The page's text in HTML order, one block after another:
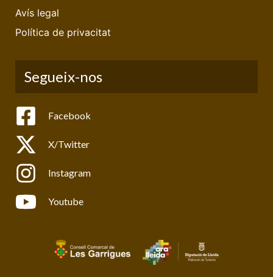
Avís legal
Política de privacitat
Segueix-nos
Facebook
X/Twitter
Instagram
Youtube